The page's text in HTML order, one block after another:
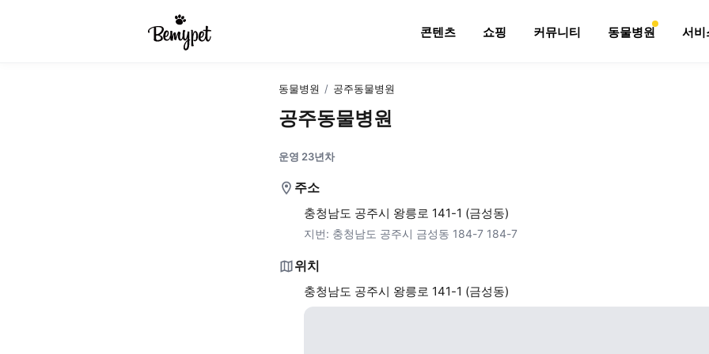
콘텐츠 쇼핑 커뮤니티 동물병원 서비
동물병원 / 공주동물병원
공주동물병원
운영 23년차
주소
충청남도 공주시 왕릉로 141-1 (금성동)
지번: 충청남도 공주시 금성동 184-7 184-7
위치
충청남도 공주시 왕릉로 141-1 (금성동)